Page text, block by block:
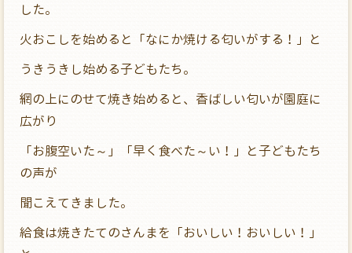
した。
火おこしを始めると「なにか焼ける匂いがする！」と
うきうきし始める子どもたち。
網の上にのせて焼き始めると、香ばしい匂いが園庭に
広がり
「お腹空いた～」「早く食べた～い！」と子どもたち
の声が
聞こえてきました。
給食は焼きたてのさんまを「おいしい！おいしい！」